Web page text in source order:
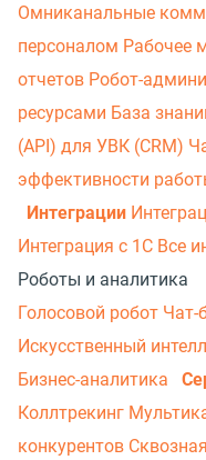
Омниканальные
персоналом Рабочее
отчетов Робот-
ресурсами База
(API) для УВК (CRM)
эффективности
Интеграции
Интеграция с 1С Все
Роботы и аналитика
Голосовой робот Чат-
Искусственный
Бизнес-аналитика
Коллтрекинг
конкурентов